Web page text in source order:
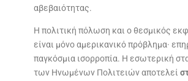
αβεβαιότητας.
Η πολιτική πόλωση και ο θεσμικός
είναι μόνο αμερικανικό πρόβλημα·
παγκόσμια ισορροπία. Η εσωτερική
των Ηνωμένων Πολιτειών αποτελεί